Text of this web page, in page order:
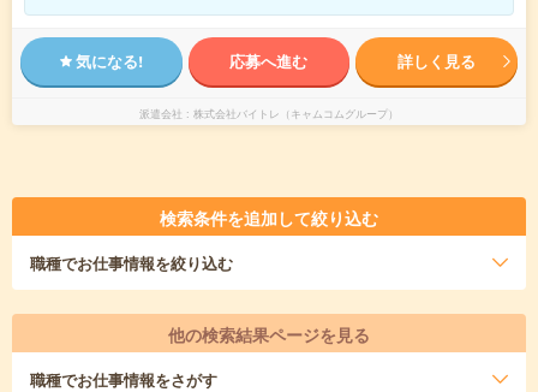
気になる! 応募へ進む 詳しく見る
派遣会社 株式会社バイトレ（キャムコムグループ）
検索条件を追加して絞り込む
職種でお仕事情報を絞り込む
他の検索結果ページを見る
職種でお仕事情報をさがす